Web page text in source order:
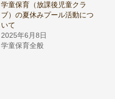
学童保育（放課後児童クラ
ブ）の夏休みプール活動につ
いて
2025年6月8日
学童保育全般